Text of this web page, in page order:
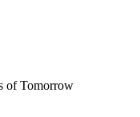
of Tomorrow